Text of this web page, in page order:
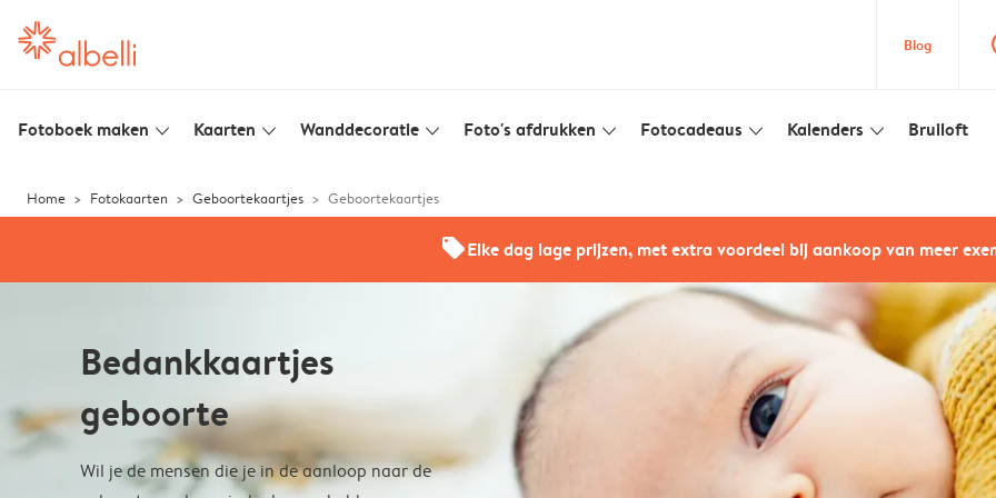
Blog
Fotoboek maken slim_arrow_down Kaarten slim_arrow_down Wanddecoratie slim_arrow_down Foto's afdrukken slim_arrow_down Fotocadeaus slim_arrow_down Kalenders slim_arrow_down Bruiloft
Home Fotokaarten Geboortekaartjes Geboortekaartjes
offersElke dag lage prijzen, met extra voordeel bij aankoop van meer
Bedankkaartjes
geboorte
Wil je de mensen die je in de aanloop naar de